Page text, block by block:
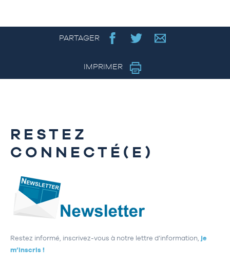
PARTAGER
IMPRIMER
RESTEZ
CONNECTÉ(E)
Restez informé, inscrivez-vous à notre lettre d’information, je
m’inscris !